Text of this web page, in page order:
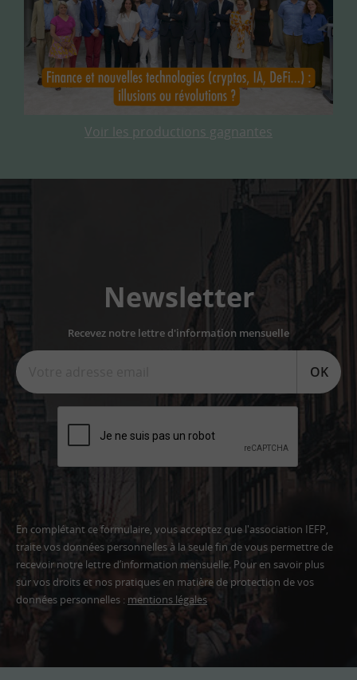
Voir les productions gagnantes
Newsletter
Recevez notre lettre d'information mensuelle
OK
En complétant ce formulaire, vous acceptez que l'association IEFP,
traite vos données personnelles à la seule fin de vous permettre de
recevoir notre lettre d’information mensuelle. Pour en savoir plus
sur vos droits et nos pratiques en matière de protection de vos
données personnelles : mentions légales